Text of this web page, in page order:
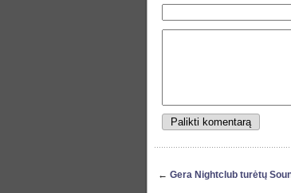
← Gera Nightclub turėtų